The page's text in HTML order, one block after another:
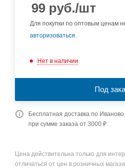
99 руб./шт
Для покупки по оптовым ценам
авторизоваться.
Нет в наличии
Под
Бесплатная доставка по Иваново
при сумме заказа от 3000 ₽
Цена действительна только для
отличаться от цен в розничных